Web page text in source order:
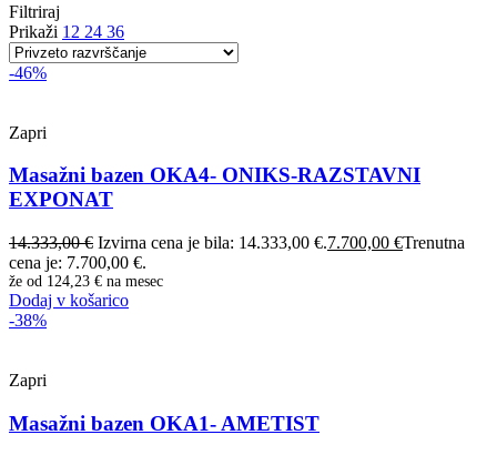
Filtriraj
Prikaži 12 24 36
-46%
Zapri
Masažni bazen OKA4- ONIKS-RAZSTAVNI
EXPONAT
14.333,00€ Izvirna cena je bila: 14.333,00 €.7.700,00 €Trenutna
cena je: 7.700,00 €.
že od 124,23 € na mesec
Dodaj v košarico
-38%
Zapri
Masažni bazen OKA1- AMETIST